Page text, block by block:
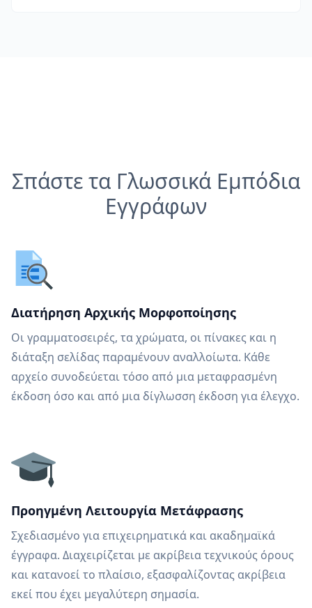
Σπάστε τα Γλωσσικά Εμπόδια
Εγγράφων
Διατήρηση Αρχικής Μορφοποίησης
Οι γραμματοσειρές, τα χρώματα, οι πίνακες και η
διάταξη σελίδας παραμένουν αναλλοίωτα. Κάθε
αρχείο συνοδεύεται τόσο από μια μεταφρασμένη
έκδοση όσο και από μια δίγλωσση έκδοση για έλεγχο.
Προηγμένη Λειτουργία Μετάφρασης
Σχεδιασμένο για επιχειρηματικά και ακαδημαϊκά
έγγραφα. Διαχειρίζεται με ακρίβεια τεχνικούς όρους
και κατανοεί το πλαίσιο, εξασφαλίζοντας ακρίβεια
εκεί που έχει μεγαλύτερη σημασία.